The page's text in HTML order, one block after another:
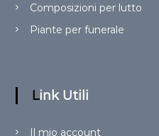
Composizioni per lutto
Piante per funerale
Link Utili
Il mio account